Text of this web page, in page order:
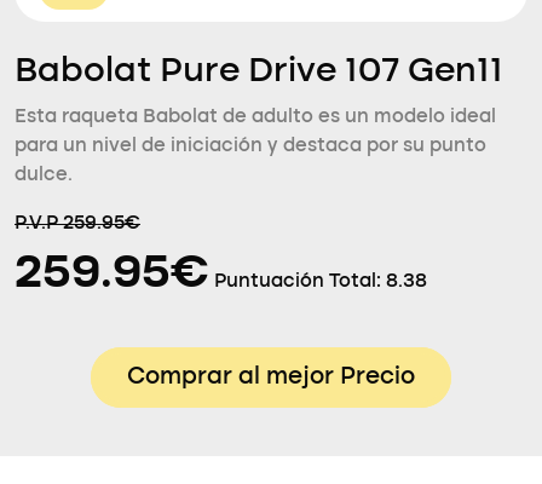
Babolat Pure Drive 107 Gen11
Esta raqueta Babolat de adulto es un modelo ideal
para un nivel de iniciación y destaca por su punto
dulce.
P.V.P 259.95€
259.95€ Puntuación Total: 8.38
Comprar al mejor Precio